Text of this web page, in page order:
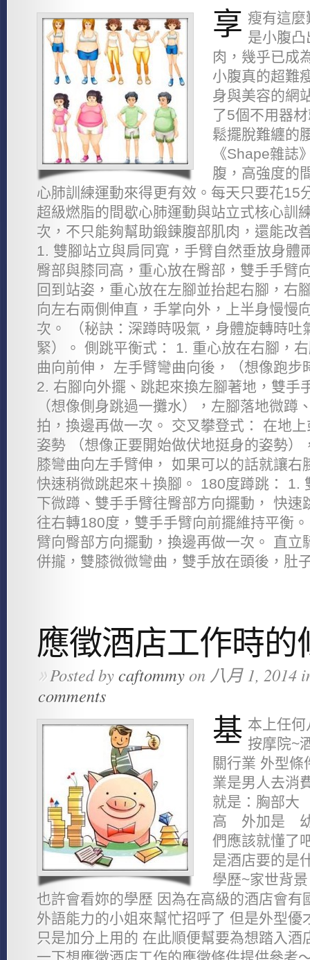
享 瘦有這
是小腹
肉，幾乎已成
小腹真的超難
身與美容的網
了5個不用器
鬆擺脫難纏的
《Shape雜誌
腹，高強度的
心肺訓練運動來得更有效。每天只要花15
超級燃脂的間歇心肺運動與站立式核心訓
次，不只能夠幫助鍛鍊腹部肌肉，還能改
1. 雙腳站立與肩同寬，手臂自然垂放身體
臀部與膝同高，重心放在臀部，雙手手臂
回到站姿，重心放在左腳並抬起右腳，右
向左右兩側伸直，手掌向外，上半身慢慢
次。 （秘訣：深蹲時吸氣，身體旋轉時吐
緊）。 側跳平衡式： 1. 重心放在右腳，
曲向前伸， 左手臂彎曲向後，（想像跑步
2. 右腳向外擺、跳起來換左腳著地，雙手
（想像側身跳過一攤水），左腳落地微蹲
拍，換邊再做一次。 交叉攀登式： 在地
姿勢 （想像正要開始做伏地挺身的姿勢）
膝彎曲向左手臂伸， 如果可以的話就讓右
快速稍微跳起來＋換腳。 180度蹲跳： 1.
下微蹲、雙手手臂往臀部方向擺動， 快速
往右轉180度，雙手手臂向前擺維持平衡
臂向臀部方向擺動，換邊再做一次。 直立
併攏，雙膝微微彎曲，雙手放在頭後，肚
應徵酒店工作時的
»Posted bycaftommyon 八月 1, 2014
comments
基 本上任
按摩院~
關行業 外型條
業是男人去消
就是：胸部
高 外加是 幼
們應該就懂了
是酒店要的是
學歷~家世背
也許會看妳的學歷 因為在高級的酒店會有
外語能力的小姐來幫忙招呼了 但是外型優
只是加分上用的 在此順便幫要為想踏入酒